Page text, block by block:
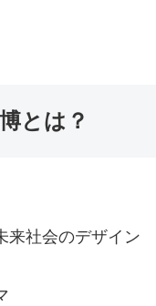
とは？
来社会のデザイン